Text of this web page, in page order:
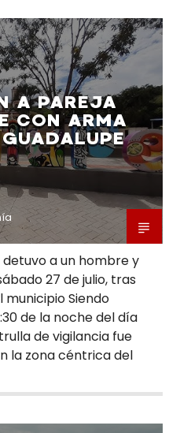
A PAREJA
CON ARMA
detuvo a un hombre y
27 de julio, tras
Siendo
de la noche del día
de vigilancia fue
la zona céntrica del